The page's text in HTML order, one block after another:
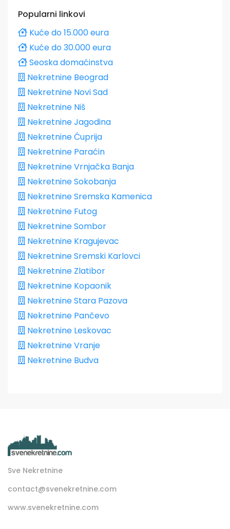
Popularni linkovi
Kuće do 15.000 eura
Kuće do 30.000 eura
Seoska domaćinstva
Nekretnine Beograd
Nekretnine Novi Sad
Nekretnine Niš
Nekretnine Jagodina
Nekretnine Ćuprija
Nekretnine Paraćin
Nekretnine Vrnjačka Banja
Nekretnine Sokobanja
Nekretnine Sremska Kamenica
Nekretnine Futog
Nekretnine Sombor
Nekretnine Kragujevac
Nekretnine Sremski Karlovci
Nekretnine Zlatibor
Nekretnine Kopaonik
Nekretnine Stara Pazova
Nekretnine Pančevo
Nekretnine Leskovac
Nekretnine Vranje
Nekretnine Budva
Sve Nekretnine
contact@svenekretnine.com
www.svenekretnine.com